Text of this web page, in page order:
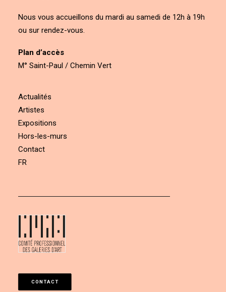
Nous vous accueillons du mardi au samedi de 12h à 19h
ou sur rendez-vous.
Plan d’accès
M° Saint-Paul / Chemin Vert
Actualités
Artistes
Expositions
Hors-les-murs
Contact
FR
CONTACT